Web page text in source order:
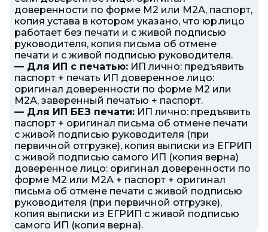
доверенности по форме М2 или М2А, паспорт,
копия устава в котором указано, что юр.лицо
работает без печати и с живой подписью
руководителя, копия письма об отмене
печати и с живой подписью руководителя.
— Для ИП с печатью: ИП лично: предъявить
паспорт + печать ИП доверенное лицо:
оригинал доверенности по форме М2 или
М2А, заверенный печатью + паспорт.
— Для ИП БЕЗ печати: ИП лично: предъявить
паспорт + оригинал письма об отмене печати
с живой подписью руководителя (при
первичной отгрузке), копия выписки из ЕГРИП
с живой подписью самого ИП (копия верна)
доверенное лицо: оригинал доверенности по
форме М2 или М2А + паспорт + оригинал
письма об отмене печати с живой подписью
руководителя (при первичной отгрузке),
копия выписки из ЕГРИП с живой подписью
самого ИП (копия верна).